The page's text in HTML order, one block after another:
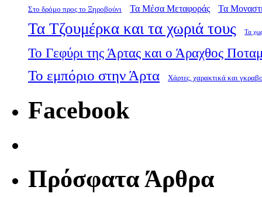
Στο δρόμο προς το Ξηροβούνι Τα Μέσα Μεταφοράς Τα
Τα Τζουμέρκα και τα χωριά τους Τα
Το Γεφύρι της Άρτας και ο Άραχθος
Το εμπόριο στην Άρτα Χάρτες, χαρακτικά και
Facebook
Πρόσφατα Άρθρα